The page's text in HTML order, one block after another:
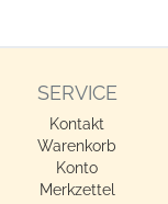
SERVICE
Kontakt
Warenkorb
Konto
Merkzettel